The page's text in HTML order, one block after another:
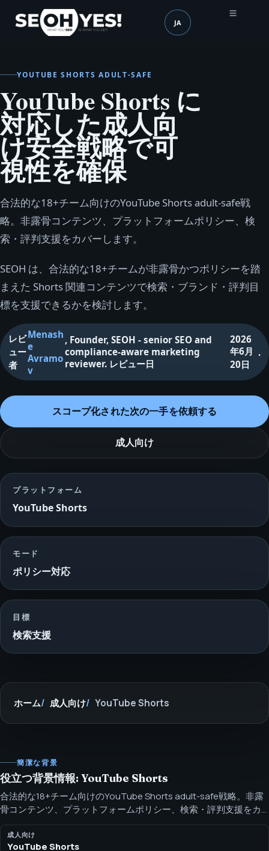
SEOH 言語 (mobile header)
JA
YOUTUBE SHORTS ADULT-SAFE
YouTube Shorts に
対応した成人向
け安全戦略で可
視性を確保
合法的な18+チーム向けのYouTube Shorts adult-safe戦
略。非露骨コンテンツ、プラットフォームポリシー、検
索・評判支援をカバーします。
SEOH は、合法的な18+チームが非露骨かつポリシーを踏
まえた Shorts 関連コンテンツで検索・ブランド・評判目
標を支援できるかを検討します。
レビ
ュー
者
Menash
e
Avramo
v
, Founder, SEOH - senior SEO and
compliance-aware marketing
reviewer. レビュー日
2026
年6月
20日
.
スコープ化された次の一手を依頼する
成人向け
プラットフォーム
YouTube Shorts
モード
ポリシー対応
目標
検索支援
ホーム 成人向け YouTube Shorts
簡潔な背景
役立つ背景情報: YouTube Shorts
合法的な18+チーム向けのYouTube Shorts adult-safe戦略。非露
骨コンテンツ、プラットフォームポリシー、検索・評判支援をカ
バーします。 SEOH は、合法的な18+チームが非露骨かつポリシー
を踏まえた Shorts 関連コンテンツで検索・ブランド・評判目標を
成人向け
YouTube Shorts